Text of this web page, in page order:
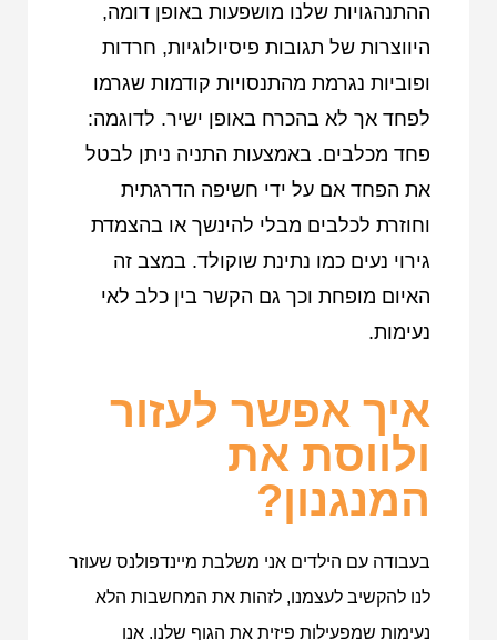
ההתנהגויות שלנו מושפעות באופן דומה,
היווצרות של תגובות פיסיולוגיות, חרדות
ופוביות נגרמת מהתנסויות קודמות שגרמו
לפחד אך לא בהכרח באופן ישיר. לדוגמה:
פחד מכלבים. באמצעות התניה ניתן לבטל
את הפחד אם על ידי חשיפה הדרגתית
וחוזרת לכלבים מבלי להינשך או בהצמדת
גירוי נעים כמו נתינת שוקולד. במצב זה
האיום מופחת וכך גם הקשר בין כלב לאי
נעימות.
איך אפשר לעזור
ולווסת את
המנגנון?
בעבודה עם הילדים אני משלבת מיינדפולנס שעוזר
לנו להקשיב לעצמנו, לזהות את המחשבות הלא
נעימות שמפעילות פיזית את הגוף שלנו. אנו